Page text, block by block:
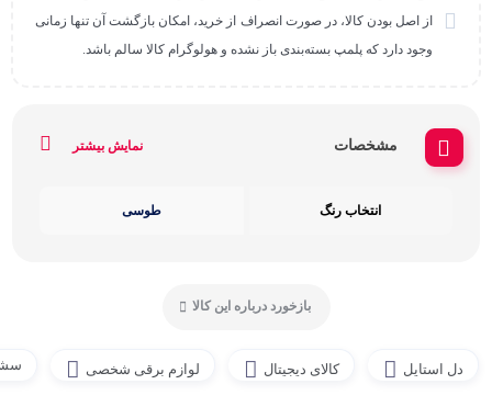
از اصل بودن کالا، در صورت انصراف از خرید، امکان بازگشت آن تنها زمانی
وجود دارد که پلمپ بسته‌بندی باز نشده و هولوگرام کالا سالم باشد.
مشخصات نمایش بیشتر
انتخاب رنگ طوسی
بازخورد درباره این کالا
دل استایل کالای دیجیتال لوازم برقی شخصی